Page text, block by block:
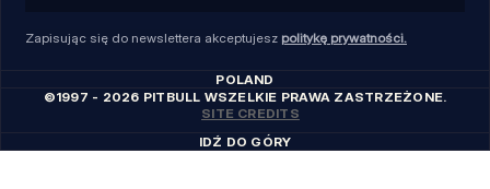
Zapisując się do newslettera akceptujesz politykę prywatności.
POLAND
©1997 - 2026 PITBULL WSZELKIE PRAWA ZASTRZEŻONE.
SITE CREDITS
IDŹ DO GÓRY